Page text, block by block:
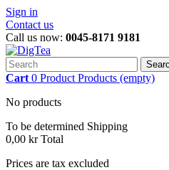
Sign in
Contact us
Call us now: 0045-8171 9181
Cart 0 Product Products (empty)
No products
To be determined Shipping
0,00 kr Total
Prices are tax excluded